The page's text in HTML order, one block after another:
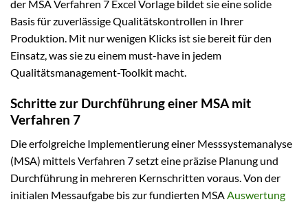
der MSA Verfahren 7 Excel Vorlage bildet sie eine solide
Basis für zuverlässige Qualitätskontrollen in Ihrer
Produktion. Mit nur wenigen Klicks ist sie bereit für den
Einsatz, was sie zu einem must-have in jedem
Qualitätsmanagement-Toolkit macht.
Schritte zur Durchführung einer MSA mit
Verfahren 7
Die erfolgreiche Implementierung einer Messsystemanalyse
(MSA) mittels Verfahren 7 setzt eine präzise Planung und
Durchführung in mehreren Kernschritten voraus. Von der
initialen Messaufgabe bis zur fundierten MSAAuswertung